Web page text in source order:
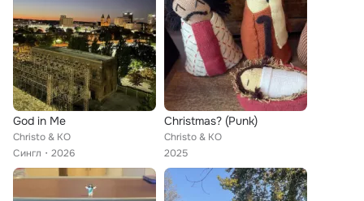
God in Me
Christo & KO
Сингл
2026
Christmas? (Punk)
Christo & KO
2025